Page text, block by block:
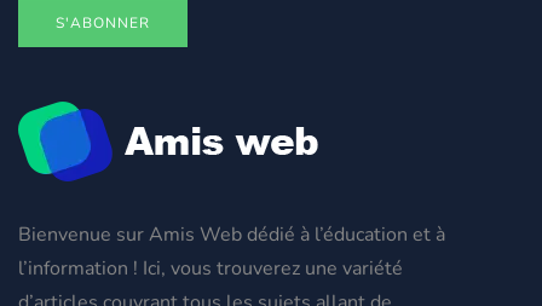
Bienvenue sur Amis Web dédié à l’éducation et à
l’information ! Ici, vous trouverez une variété
S'ABONNER